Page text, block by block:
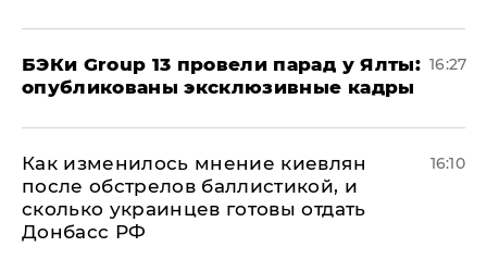
​БЭКи Group 13 провели парад у Ялты:
опубликованы эксклюзивные кадры
16:27
Как изменилось мнение киевлян
после обстрелов баллистикой, и
сколько украинцев готовы отдать
Донбасс РФ
16:10